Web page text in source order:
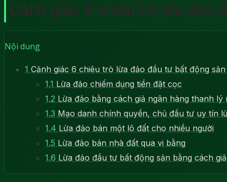
Cảnh giác 6 chiêu trò lừa đảo
Nội dung
1 Cảnh giác 6 chiêu trò lừa đảo đầu tư bất động sản
1.1 Lừa đảo chiếm dụng tiền đặt cọc
1.2 Lừa đảo bằng cách giả ngân hàng thanh lý
1.3 Mạo danh chính quyền, chủ đầu tư uy tín
1.4 Lừa đảo bán một lô đất cho nhiều người
1.5 Lừa đảo bán nhà đất qua vi bằng
1.6 Lừa đảo đầu tư bất động sản bằng cách